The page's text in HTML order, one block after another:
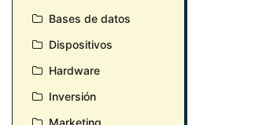
Bases de datos
Dispositivos
Hardware
Inversión
Marketing